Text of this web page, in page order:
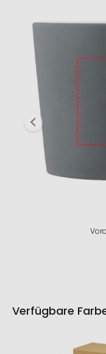
Verfügbare